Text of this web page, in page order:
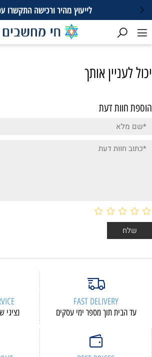
לייעוץ מהיר ורכישה התקשרו
יכול לעניין אותך
הוספת חוות דעת
FAST DELIVERY
עד הבית תוך מספר ימי עסקים
נציגי